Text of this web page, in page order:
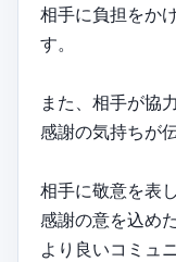
相手に負担をか
す。
また、相手が協
感謝の気持ちが
相手に敬意を表し
感謝の意を込め
より良いコミュ